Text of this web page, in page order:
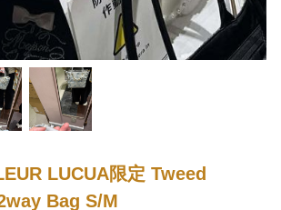
LUCUA限定 Tweed
Bag S/M